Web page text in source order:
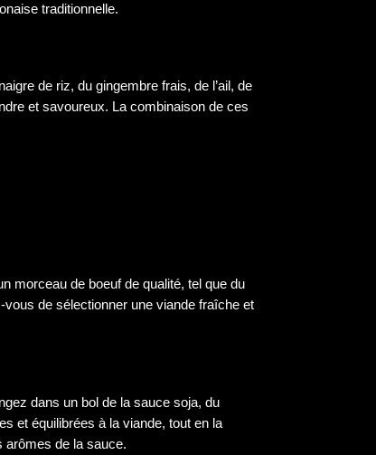
traditionnelle.
de riz, du gingembre frais, de l’ail, de
et savoureux. La combinaison de ces
morceau de boeuf de qualité, tel que du
de sélectionner une viande fraîche et
dans un bol de la sauce soja, du
et équilibrées à la viande, tout en la
arômes de la sauce.